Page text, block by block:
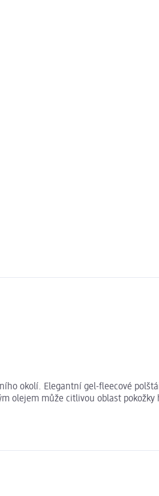
okolí. Elegantní gel-fleecové
olejem může citlivou oblast